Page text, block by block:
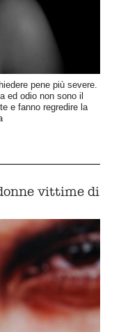
pene più severe.
ed odio non sono il
e fanno regredire la
vittime di